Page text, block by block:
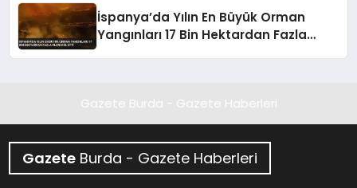
İspanya’da Yılın En Büyük Orman
Yangınları 17 Bin Hektardan Fazla
Gazete Burda - Gazete Haberleri
Gazete Burda - Gazete Haberleri